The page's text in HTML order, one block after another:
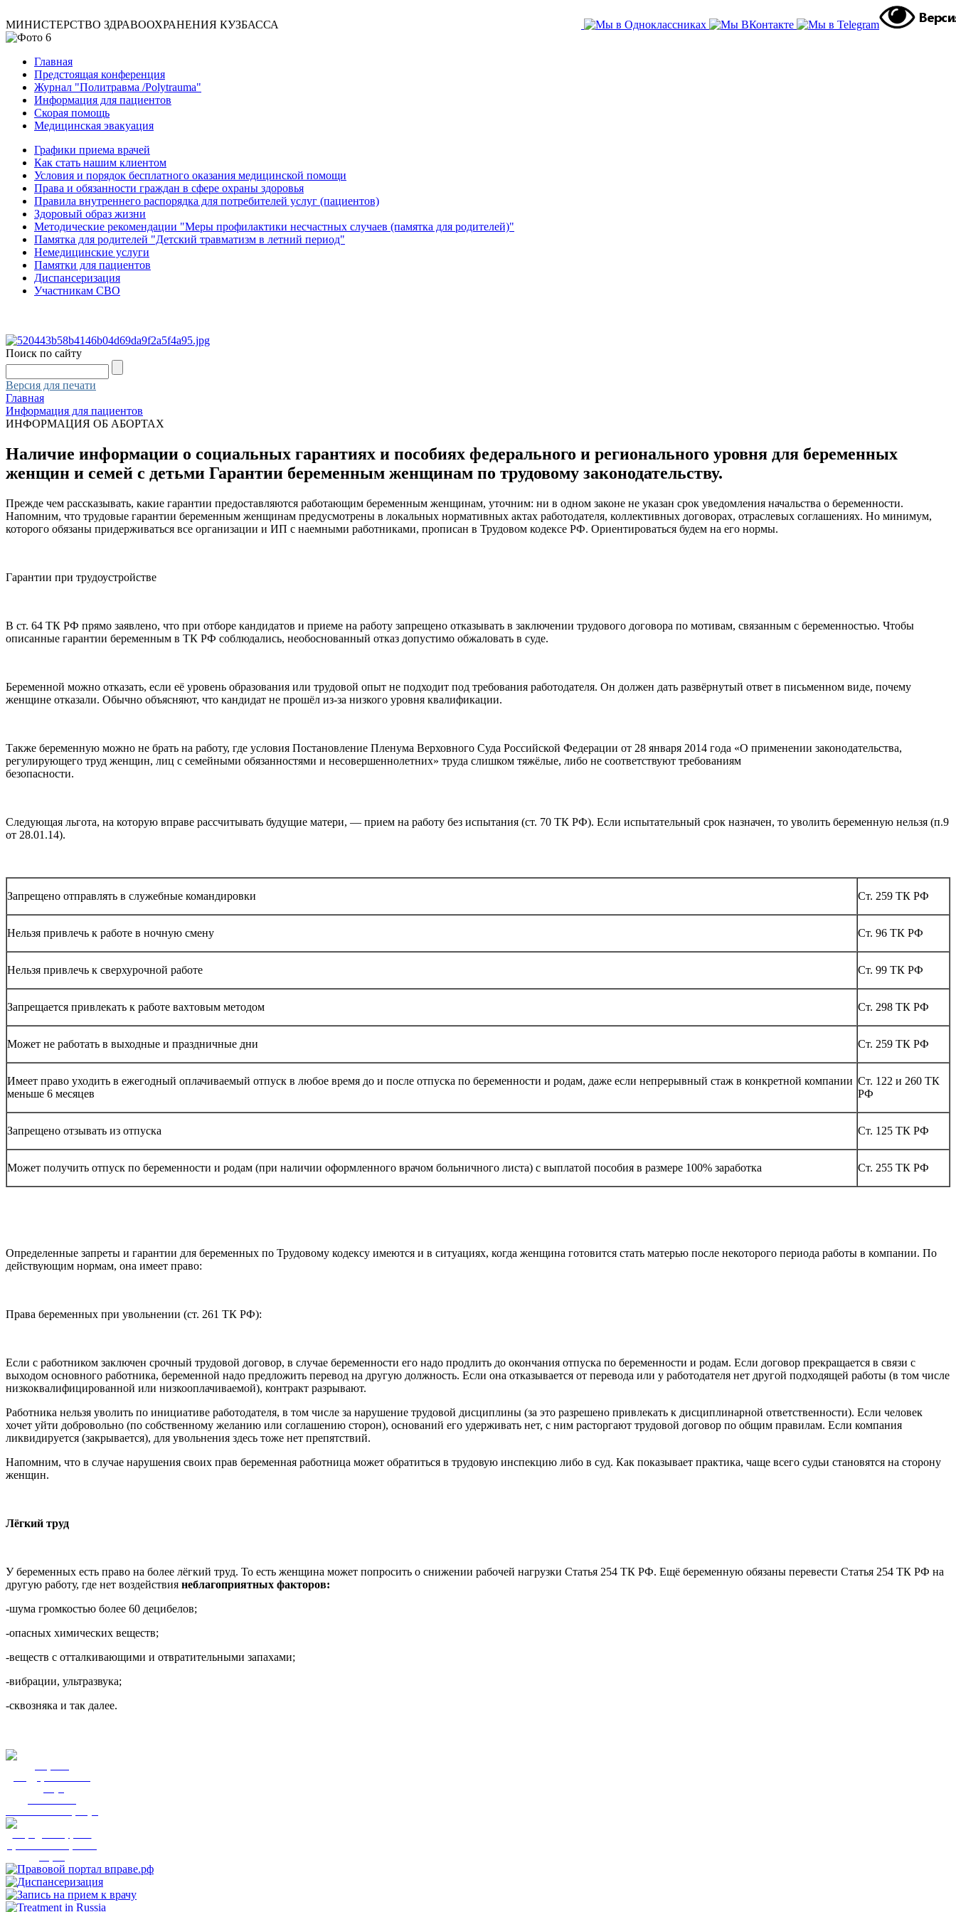
МИНИСТЕРСТВО ЗДРАВООХРАНЕНИЯ КУЗБАССА
Главная
Предстоящая конференция
Журнал "Политравма /Polytrauma"
Информация для пациентов
Скорая помощь
Медицинская эвакуация
Графики приема врачей
Как стать нашим клиентом
Условия и порядок бесплатного оказания медицинской помощи
Права и обязанности граждан в сфере охраны здоровья
Правила внутреннего распорядка для потребителей услуг (пациентов)
Здоровый образ жизни
Методические рекомендации "Меры профилактики несчастных случаев (памятка для родителей)"
Памятка для родителей "Детский травматизм в летний период"
Немедицинские услуги
Памятки для пациентов
Диспансеризация
Участникам СВО
Поиск по сайту
Версия для печати
Главная
Информация для пациентов
ИНФОРМАЦИЯ ОБ АБОРТАХ
Наличие информации о социальных гарантиях и пособиях федерального и регионального уровня для беременных
женщин и семей с детьми Гарантии беременным женщинам по трудовому законодательству.
Прежде чем рассказывать, какие гарантии предоставляются работающим беременным женщинам, уточним: ни в одном законе не указан срок уведомления начальства о беременности.
Напомним, что трудовые гарантии беременным женщинам предусмотрены в локальных нормативных актах работодателя, коллективных договорах, отраслевых соглашениях. Но минимум,
которого обязаны придерживаться все организации и ИП с наемными работниками, прописан в Трудовом кодексе РФ. Ориентироваться будем на его нормы.
Гарантии при трудоустройстве
В ст. 64 ТК РФ прямо заявлено, что при отборе кандидатов и приеме на работу запрещено отказывать в заключении трудового договора по мотивам, связанным с беременностью. Чтобы
описанные гарантии беременным в ТК РФ соблюдались, необоснованный отказ допустимо обжаловать в суде.
Беременной можно отказать, если её уровень образования или трудовой опыт не подходит под требования работодателя. Он должен дать развёрнутый ответ в письменном виде, почему
женщине отказали. Обычно объясняют, что кандидат не прошёл из-за низкого уровня квалификации.
Также беременную можно не брать на работу, где условия Постановление Пленума Верховного Суда Российской Федерации от 28 января 2014 года «О применении законодательства,
регулирующего труд женщин, лиц с семейными обязанностями и несовершеннолетних» труда слишком тяжёлые, либо не соответствуют требованиям
безопасности.
Следующая льгота, на которую вправе рассчитывать будущие матери, — прием на работу без испытания (ст. 70 ТК РФ). Если испытательный срок назначен, то уволить беременную нельзя (п.9
от 28.01.14).
Запрещено отправлять в служебные командировки Ст. 259 ТК РФ
Нельзя привлечь к работе в ночную смену Ст. 96 ТК РФ
Нельзя привлечь к сверхурочной работе Ст. 99 ТК РФ
Запрещается привлекать к работе вахтовым методом Ст. 298 ТК РФ
Может не работать в выходные и праздничные дни Ст. 259 ТК РФ
Имеет право уходить в ежегодный оплачиваемый отпуск в любое время до и после отпуска по беременности и родам, даже если непрерывный стаж в конкретной компании
меньше 6 месяцев
Ст. 122 и 260 ТК
РФ
Запрещено отзывать из отпуска Ст. 125 ТК РФ
Может получить отпуск по беременности и родам (при наличии оформленного врачом больничного листа) с выплатой пособия в размере 100% заработка Ст. 255 ТК РФ
Определенные запреты и гарантии для беременных по Трудовому кодексу имеются и в ситуациях, когда женщина готовится стать матерью после некоторого периода работы в компании. По
действующим нормам, она имеет право:
Права беременных при увольнении (ст. 261 ТК РФ):
Если с работником заключен срочный трудовой договор, в случае беременности его надо продлить до окончания отпуска по беременности и родам. Если договор прекращается в связи с
выходом основного работника, беременной надо предложить перевод на другую должность. Если она отказывается от перевода или у работодателя нет другой подходящей работы (в том числе
низкоквалифицированной или низкооплачиваемой), контракт разрывают.
Работника нельзя уволить по инициативе работодателя, в том числе за нарушение трудовой дисциплины (за это разрешено привлекать к дисциплинарной ответственности). Если человек
хочет уйти добровольно (по собственному желанию или соглашению сторон), оснований его удерживать нет, с ним расторгают трудовой договор по общим правилам. Если компания
ликвидируется (закрывается), для увольнения здесь тоже нет препятствий.
Напомним, что в случае нарушения своих прав беременная работница может обратиться в трудовую инспекцию либо в суд. Как показывает практика, чаще всего судьи становятся на сторону
женщин.
Лёгкий труд
У беременных есть право на более лёгкий труд. То есть женщина может попросить о снижении рабочей нагрузки Статья 254 ТК РФ. Ещё беременную обязаны перевести Статья 254 ТК РФ на
другую работу, где нет воздействия неблагоприятных факторов:
-шума громкостью более 60 децибелов;
-опасных химических веществ;
-веществ с отталкивающими и отвратительными запахами;
-вибрации, ультразвука;
-сквозняка и так далее.